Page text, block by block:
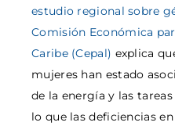
estudio regional sobre
Comisión Económica
Caribe (Cepal) explica
mujeres han estado
de la energía y las
lo que las deficiencias